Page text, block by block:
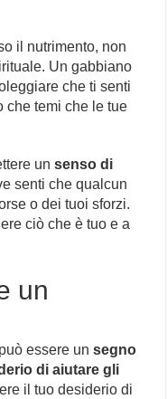
il nutrimento, non
Un gabbiano
che ti senti
che temi che le tue
unsenso di
senti che qualcun
o dei tuoi sforzi.
ciò che è tuo e a
un
essere unsegno
di aiutare gli
il tuo desiderio di